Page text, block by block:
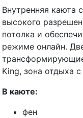
Внутренняя каюта
высокого
потолка и
режиме онлайн.
King, зона отдыха
В каюте:
фен